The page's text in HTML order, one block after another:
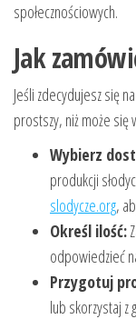
społecznościowych.
Jak
Jeśli zdecydujesz się
prostszy, niż może się
Wybierz
produkcji
slodycze.org,
Określ ilość:
odpowiedzieć
Przygotuj
lub skorzystaj z